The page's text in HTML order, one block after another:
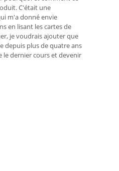
C'était une
m'a donné envie
en lisant les cartes de
je voudrais ajouter que
depuis plus de quatre ans
le dernier cours et devenir